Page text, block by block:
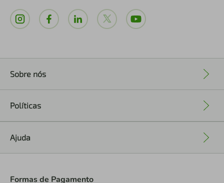
Sobre nós
Políticas
Ajuda
Formas de Pagamento